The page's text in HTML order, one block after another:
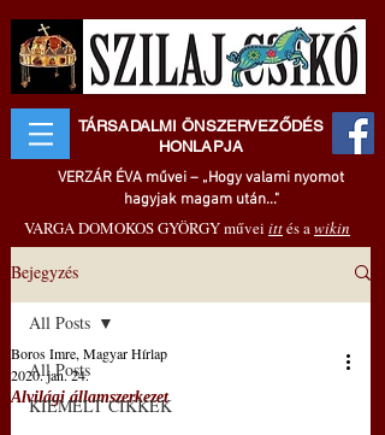
TÁRSADALMI ÖNSZERVEZŐDÉS
HONLAPJA
VERZÁR ÉVA művei – „Hogy valami nyomot
hagyjak magam után..."
VARGA DOMOKOS GYÖRGY művei ittés awikin
Bejegyzés
All Posts
KIEMELT CIKKEK
All Posts
Alvilági államszerkezet
Boros Imre, Magyar Hírlap
2020. jan. 24.